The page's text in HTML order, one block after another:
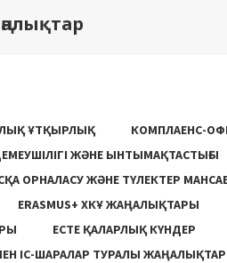
ҰТҚЫРЛЫҚ
КОМПЛАЕНС-
ЖӘНЕ ЫНТЫМАҚТАСТЫҒЫ
ОРНАЛАСУ ЖƏНЕ ТҮЛЕКТЕР
ERASMUS+ ХКҰ ЖАҢАЛЫҚТАРЫ
ЕСТЕ ҚАЛАРЛЫҚ КҮНДЕР
ІС-ШАРАЛАР ТУРАЛЫ ЖАҢАЛЫҚТАР